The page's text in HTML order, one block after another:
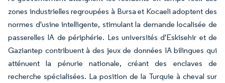
zones industrielles regroupées à Bursa et Kocaeli adoptent des
normes d'usine intelligente, stimulant la demande localisée de
passerelles IA de périphérie. Les universités d'Eskisehir et de
Gaziantep contribuent à des jeux de données IA bilingues qui
atténuent la pénurie nationale, créant des enclaves de
recherche spécialisées. La position de la Turquie à cheval sur